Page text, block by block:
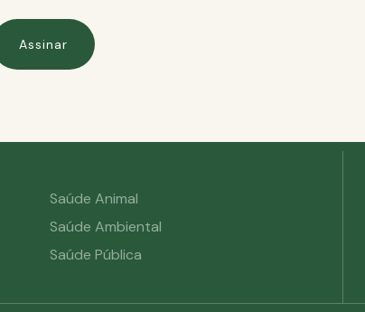
Assinar
Saúde Animal
Saúde Ambiental
Saúde Pública